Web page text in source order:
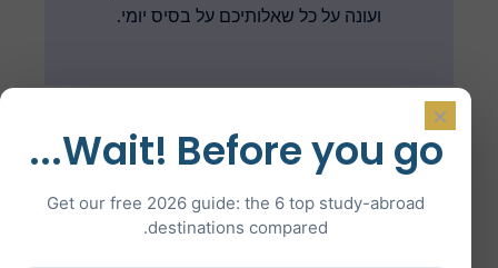
ועונה על כל שאלותיכם על בסיס יומי.
Wait! Before you go...
Get our free 2026 guide: the 6 top study-abroad
destinations compared.